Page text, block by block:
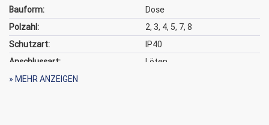
Bauform:
Dose
Polzahl:
2, 3, 4, 5, 7, 8
Schutzart:
IP40
Anschlussart:
Löten
Schirmung:
» MEHR ANZEIGEN